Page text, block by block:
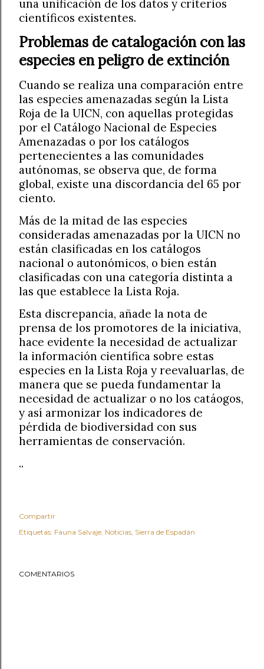
una unificación de los datos y criterios
científicos existentes.
Problemas de catalogación con las
especies en peligro de extinción
Cuando se realiza una comparación entre
las especies amenazadas según la Lista
Roja de la UICN, con aquellas protegidas
por el Catálogo Nacional de Especies
Amenazadas o por los catálogos
pertenecientes a las comunidades
autónomas, se observa que, de forma
global, existe una discordancia del 65 por
ciento.
Más de la mitad de las especies
consideradas amenazadas por la UICN no
están clasificadas en los catálogos
nacional o autonómicos, o bien están
clasificadas con una categoría distinta a
las que establece la Lista Roja.
Esta discrepancia, añade la nota de
prensa de los promotores de la iniciativa,
hace evidente la necesidad de actualizar
la información científica sobre estas
especies en la Lista Roja y reevaluarlas, de
manera que se pueda fundamentar la
necesidad de actualizar o no los catáogos,
y así armonizar los indicadores de
pérdida de biodiversidad con sus
herramientas de conservación.
..
Compartir
Etiquetas: Fauna Salvaje Noticias Sierra de Espadán
COMENTARIOS